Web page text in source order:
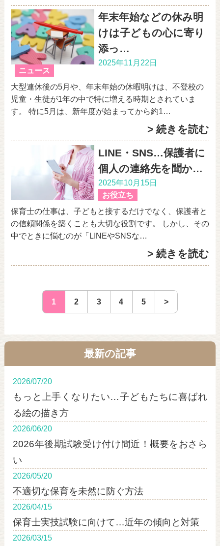
年末年始などの休み明
けは子どもの心に寄り
添っ…
2025年11月22日
ニュース
大型連休後の5月や、年末年始の休暇明けは、不登校の
児童・生徒が1年の中で特に増える時期とされていま
す。 特に5月は、新年度が始まってから約1…
> 続きを読む
LINE・SNS…保護者に
個人の連絡先を聞か…
2025年10月15日
お役立ち
保育士の仕事は、子どもと接するだけでなく、保護者と
の信頼関係を築くことも大切な役割です。 しかし、その
中でときに悩むのが「LINEやSNSな…
> 続きを読む
1 2 3 4 5 >
最新の記事
2026/07/20
もっと上手くなりたい…子どもたちに喜ばれ
る絵の描き方
2026/06/20
2026年後期試験受け付け間近！概要をおさら
い
2026/05/20
不適切な保育を未然に防ぐ方法
2026/04/15
保育士実技試験に向けて…近年の傾向と対策
2026/03/15